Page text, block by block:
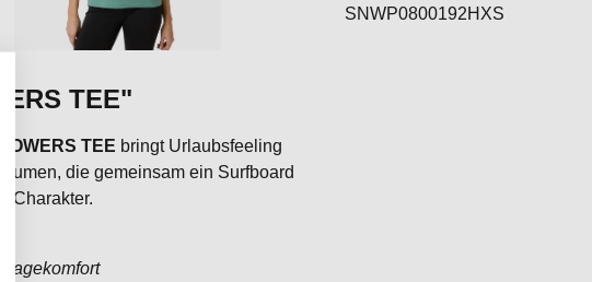
SNWP0800192HXS
TEE"
TEE bringt Urlaubsfeeling
die gemeinsam ein Surfboard
Charakter.